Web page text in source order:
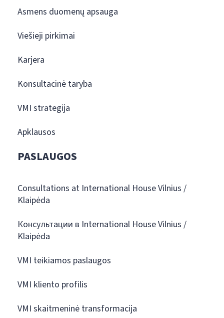
Asmens duomenų apsauga
Viešieji pirkimai
Karjera
Konsultacinė taryba
VMI strategija
Apklausos
PASLAUGOS
Consultations at International House Vilnius /
Klaipėda
Консультации в International House Vilnius /
Klaipėda
VMI teikiamos paslaugos
VMI kliento profilis
VMI skaitmeninė transformacija